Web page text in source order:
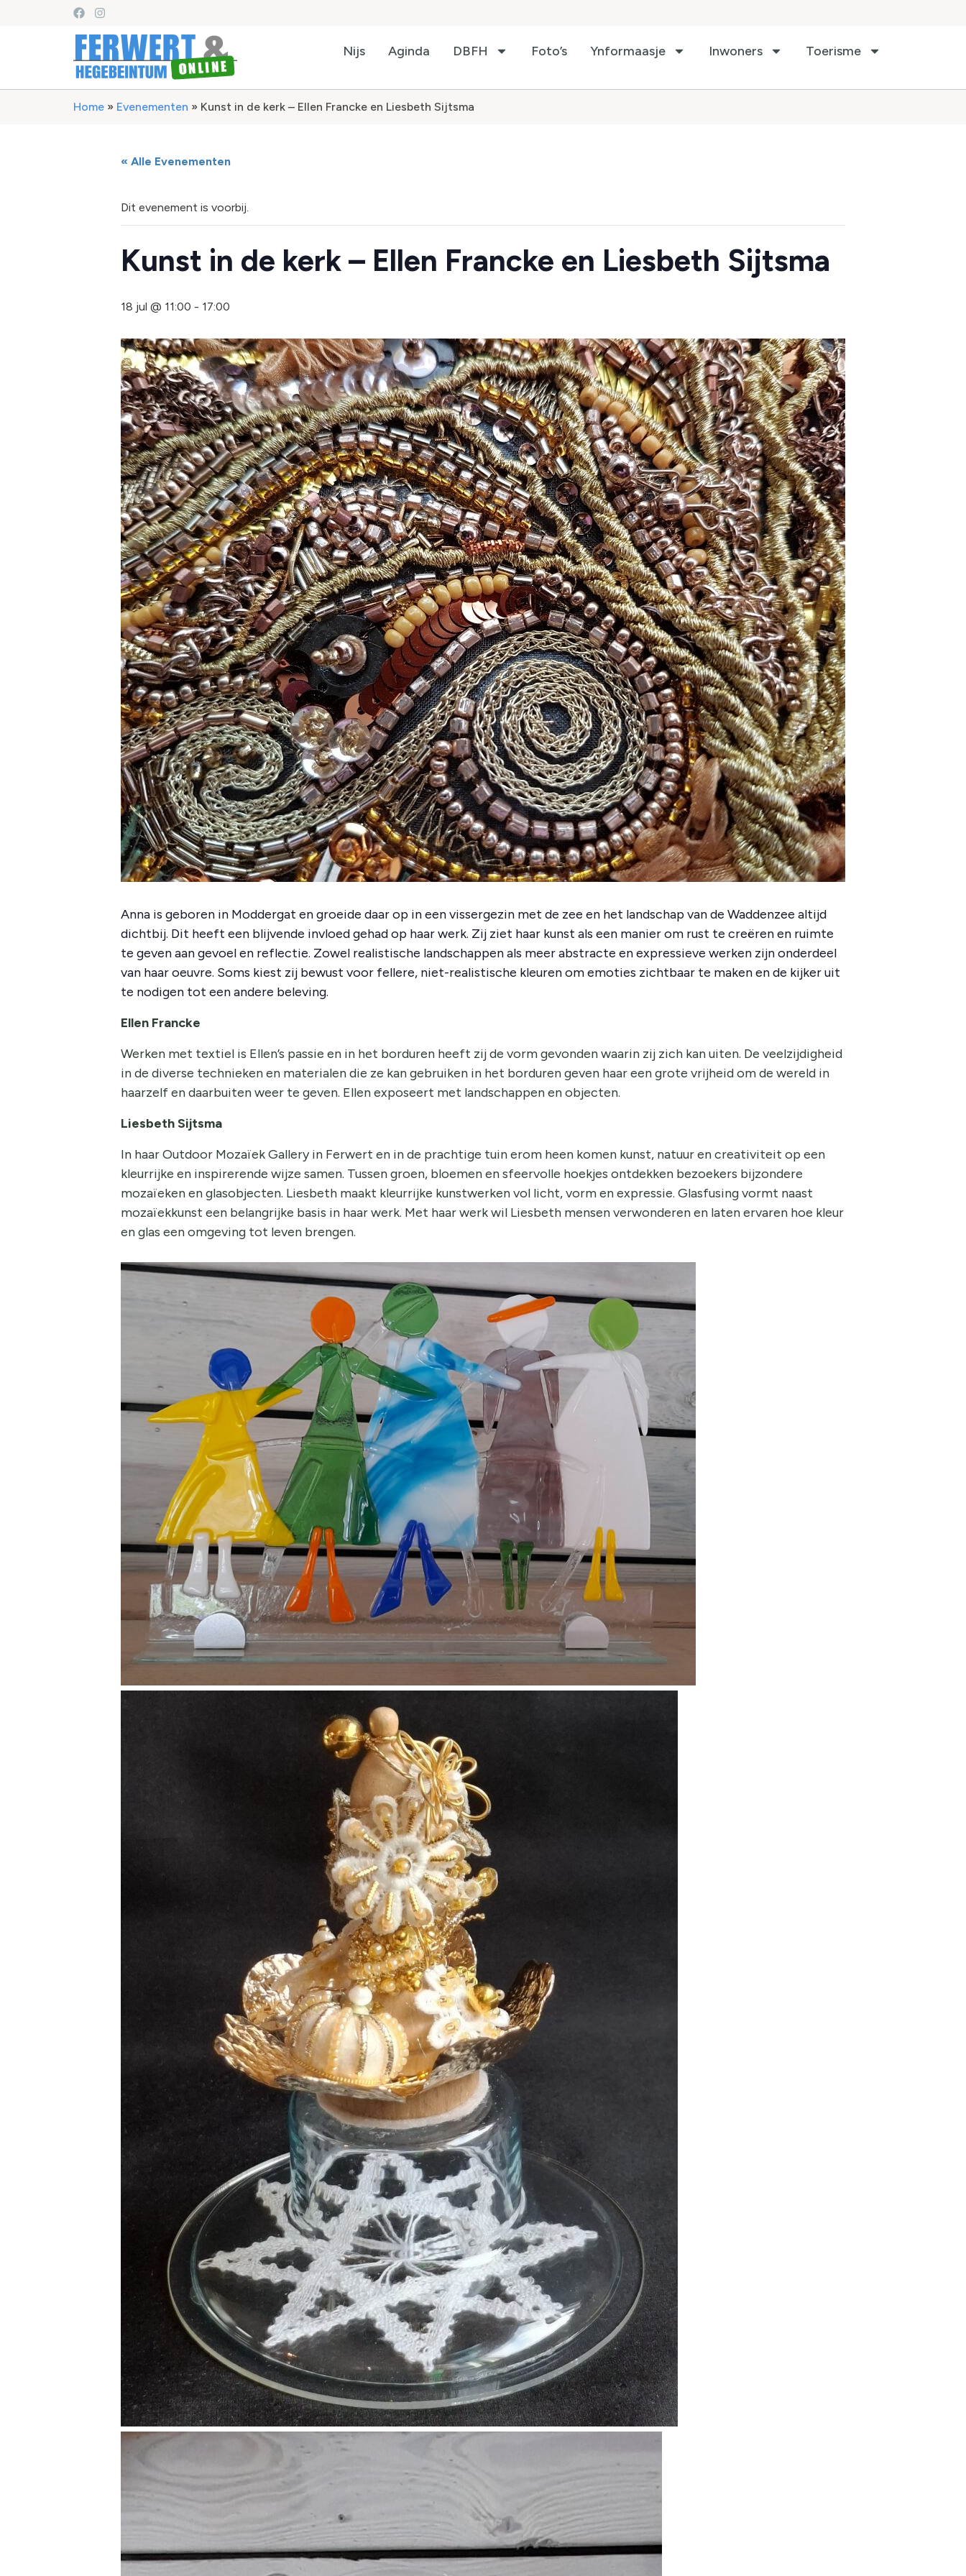
Nijs Aginda DBFH Foto’s Ynformaasje Inwoners Toerisme
Home » Evenementen » Kunst in de kerk – Ellen Francke en Liesbeth Sijtsma
« Alle Evenementen
Dit evenement is voorbij.
Kunst in de kerk – Ellen Francke en Liesbeth Sijtsma
18 jul @ 11:00 - 17:00
Anna is geboren in Moddergat en groeide daar op in een vissergezin met de zee en het landschap van de Waddenzee altijd
dichtbij. Dit heeft een blijvende invloed gehad op haar werk. Zij ziet haar kunst als een manier om rust te creëren en ruimte
te geven aan gevoel en reflectie. Zowel realistische landschappen als meer abstracte en expressieve werken zijn onderdeel
van haar oeuvre. Soms kiest zij bewust voor fellere, niet-realistische kleuren om emoties zichtbaar te maken en de kijker uit
te nodigen tot een andere beleving.
Ellen Francke
Werken met textiel is Ellen’s passie en in het borduren heeft zij de vorm gevonden waarin zij zich kan uiten. De veelzijdigheid
in de diverse technieken en materialen die ze kan gebruiken in het borduren geven haar een grote vrijheid om de wereld in
haarzelf en daarbuiten weer te geven. Ellen exposeert met landschappen en objecten.
Liesbeth Sijtsma
In haar Outdoor Mozaïek Gallery in Ferwert en in de prachtige tuin erom heen komen kunst, natuur en creativiteit op een
kleurrijke en inspirerende wijze samen. Tussen groen, bloemen en sfeervolle hoekjes ontdekken bezoekers bijzondere
mozaïeken en glasobjecten. Liesbeth maakt kleurrijke kunstwerken vol licht, vorm en expressie. Glasfusing vormt naast
mozaïekkunst een belangrijke basis in haar werk. Met haar werk wil Liesbeth mensen verwonderen en laten ervaren hoe kleur
en glas een omgeving tot leven brengen.